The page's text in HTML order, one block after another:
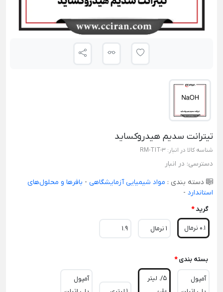
تیترانت سدیم هیدروکساید
شناسه کالا در انبار: RM-TIT-3
دسترسی: در انبار
دسته بندی : مواد شیمیایی آزمایشگاهی - بافرها و محلول‌های
استاندارد -
گرید*
0.1 نرمال 1 نرمال 1.9
بسته بندی *
آمپول
5/. لیتر
آمپول